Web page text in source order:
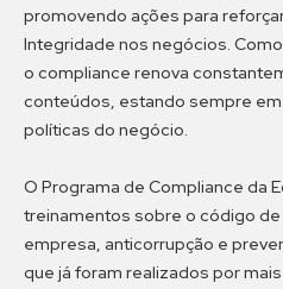
promovendo ações para
Integridade nos negócios.
o compliance renova
conteúdos, estando sempre em
políticas do negócio.
O Programa de Compliance da
treinamentos sobre o código
empresa, anticorrupção e
que já foram realizados por